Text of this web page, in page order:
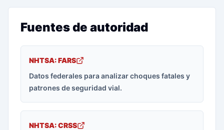
Fuentes de autoridad
NHTSA: FARS
Datos federales para analizar choques fatales y
patrones de seguridad vial.
NHTSA: CRSS